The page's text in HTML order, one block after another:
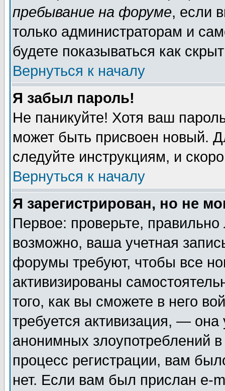
пребывание на форуме, если
только администраторам и
будете показываться как
Вернуться к началу
Я забыл пароль!
Не паникуйте! Хотя ваш
может быть присвоен новый.
следуйте инструкциям, и
Вернуться к началу
Я зарегистрирован, но не
Первое: проверьте,
возможно, ваша учетная
форумы требуют, чтобы все
активизированы
того, как вы сможете в него
требуется активизация, —
анонимных злоупотреблений
процесс регистрации, вам
нет. Если вам был прислан e-